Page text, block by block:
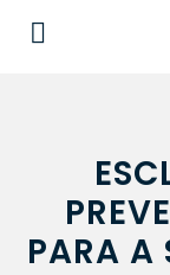
PARA A